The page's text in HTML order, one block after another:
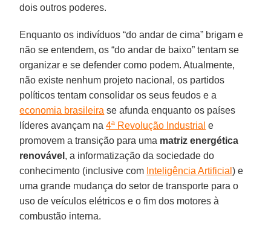
dois outros poderes.
Enquanto os indivíduos “do andar de cima” brigam e
não se entendem, os “do andar de baixo” tentam se
organizar e se defender como podem. Atualmente,
não existe nenhum projeto nacional, os partidos
políticos tentam consolidar os seus feudos e a
economia brasileira se afunda enquanto os países
líderes avançam na4ª Revolução Industrial e
promovem a transição para uma matriz energética
renovável , a informatização da sociedade do
conhecimento (inclusive com Inteligência Artificial) e
uma grande mudança do setor de transporte para o
uso de veículos elétricos e o fim dos motores à
combustão interna.